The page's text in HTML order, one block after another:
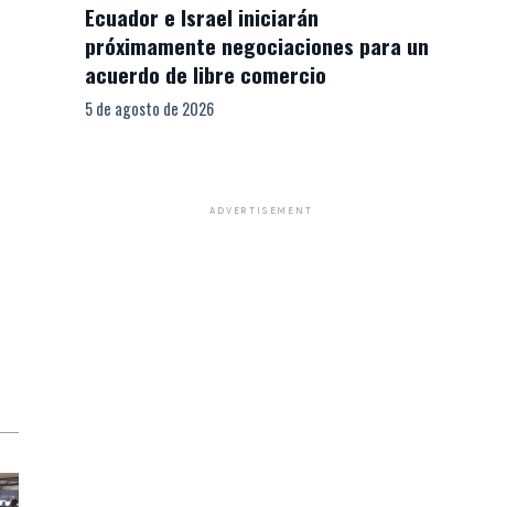
Ecuador e Israel iniciarán
próximamente negociaciones para un
acuerdo de libre comercio
5 de agosto de 2026
ADVERTISEMENT